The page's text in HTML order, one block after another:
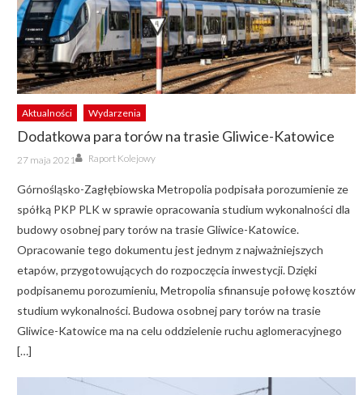
Aktualności Wydarzenia
Dodatkowa para torów na trasie Gliwice-Katowice
Posted
on
27 maja 2021 Author
Raport Kolejowy
Górnośląsko-Zagłębiowska Metropolia podpisała porozumienie ze
spółką PKP PLK w sprawie opracowania studium wykonalności dla
budowy osobnej pary torów na trasie Gliwice-Katowice.
Opracowanie tego dokumentu jest jednym z najważniejszych
etapów, przygotowujących do rozpoczęcia inwestycji. Dzięki
podpisanemu porozumieniu, Metropolia sfinansuje połowę kosztów
studium wykonalności. Budowa osobnej pary torów na trasie
Gliwice-Katowice ma na celu oddzielenie ruchu aglomeracyjnego
[…]